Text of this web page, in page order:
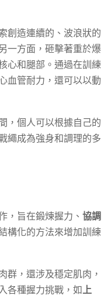
創造連續的、波浪狀的
一方面，砸擊著重於爆
心和腿部。通過在訓練
血管耐力，還可以以動
，個人可以根據自己的
繩成為強身和調理的多
，旨在鍛煉握力、 協調
構化的方法來增加訓練
群，還涉及穩定肌肉，
各種握力挑戰，如 上